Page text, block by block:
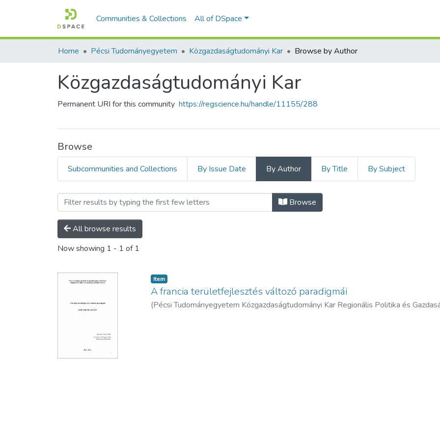
Communities & Collections All of DSpace
Home Pécsi Tudományegyetem Közgazdaságtudományi Kar Browse by Author
Közgazdaságtudományi Kar
Permanent URI for this community https://regscience.hu/handle/11155/288
Browse
Subcommunities and Collections By Issue Date By Author By Title By Subject
Browsing Közgazdaságtudományi Kar by Author "Egyed, Ildikó"
Browse
All browse results
Now showing 1 - 1 of 1
Item
A francia területfejlesztés változó paradigmái
(Pécsi Tudományegyetem Közgazdaságtudományi Kar Regionális Politika és